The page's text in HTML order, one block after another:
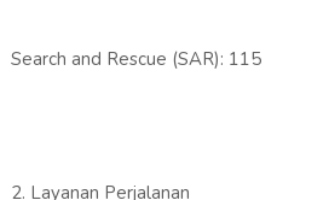
Search and Rescue (SAR): 115
2. Layanan Perjalanan